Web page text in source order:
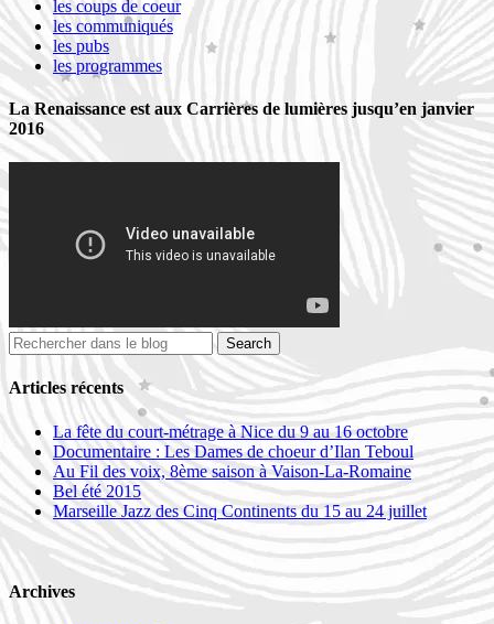
les coups de coeur
les communiqués
les pubs
les programmes
La Renaissance est aux Carrières de lumières jusqu’en janvier
2016
Articles récents
La fête du court-métrage à Nice du 9 au 16 octobre
Documentaire : Les Dames de choeur d’Ilan Teboul
Au Fil des voix, 8ème saison à Vaison-La-Romaine
Bel été 2015
Marseille Jazz des Cinq Continents du 15 au 24 juillet
Archives